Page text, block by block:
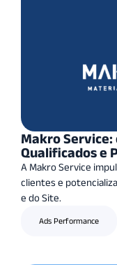
Makro Service:
Qualificados e
A Makro Service
clientes e
e do Site.
Ads Performance